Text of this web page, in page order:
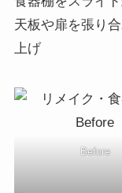
天板や扉を張り
上げ
Before